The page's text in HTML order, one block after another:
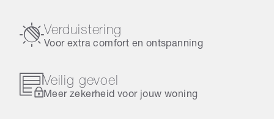
Verduistering
Voor extra comfort en ontspanning
Veilig gevoel
Meer zekerheid voor jouw woning